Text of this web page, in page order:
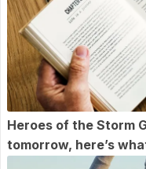
Heroes of the Storm
tomorrow, here’s